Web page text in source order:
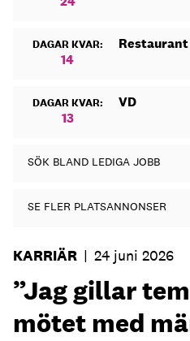
DAGAR KVAR:
14
DAGAR KVAR:
13
VD
SÖK BLAND LEDIGA JOBB
SE FLER PLATSANNONSER
KARRIÄR | 24 juni 2026
”Jag gillar
mötet med